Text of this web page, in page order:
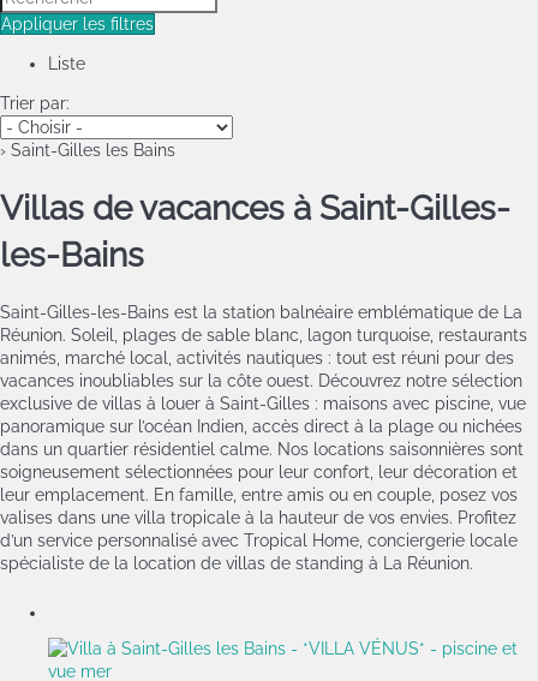
Appliquer les filtres
Liste
Trier par:
› Saint-Gilles les Bains
Villas de vacances à Saint-Gilles-
les-Bains
Saint-Gilles-les-Bains est la station balnéaire emblématique de La
Réunion. Soleil, plages de sable blanc, lagon turquoise, restaurants
animés, marché local, activités nautiques : tout est réuni pour des
vacances inoubliables sur la côte ouest. Découvrez notre sélection
exclusive de villas à louer à Saint-Gilles : maisons avec piscine, vue
panoramique sur l’océan Indien, accès direct à la plage ou nichées
dans un quartier résidentiel calme. Nos locations saisonnières sont
soigneusement sélectionnées pour leur confort, leur décoration et
leur emplacement. En famille, entre amis ou en couple, posez vos
valises dans une villa tropicale à la hauteur de vos envies. Profitez
d’un service personnalisé avec Tropical Home, conciergerie locale
spécialiste de la location de villas de standing à La Réunion.